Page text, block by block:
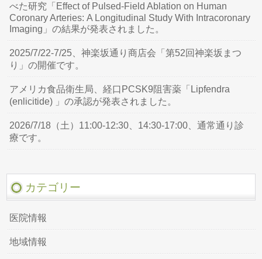
べた研究「Effect of Pulsed-Field Ablation on Human
Coronary Arteries: A Longitudinal Study With Intracoronary
Imaging」の結果が発表されました。
2025/7/22-7/25、神楽坂通り商店会「第52回神楽坂まつ
り」の開催です。
アメリカ食品衛生局、経口PCSK9阻害薬「Lipfendra
(enlicitide) 」の承認が発表されました。
2026/7/18（土）11:00-12:30、14:30-17:00、通常通り診
療です。
カテゴリー
医院情報
地域情報